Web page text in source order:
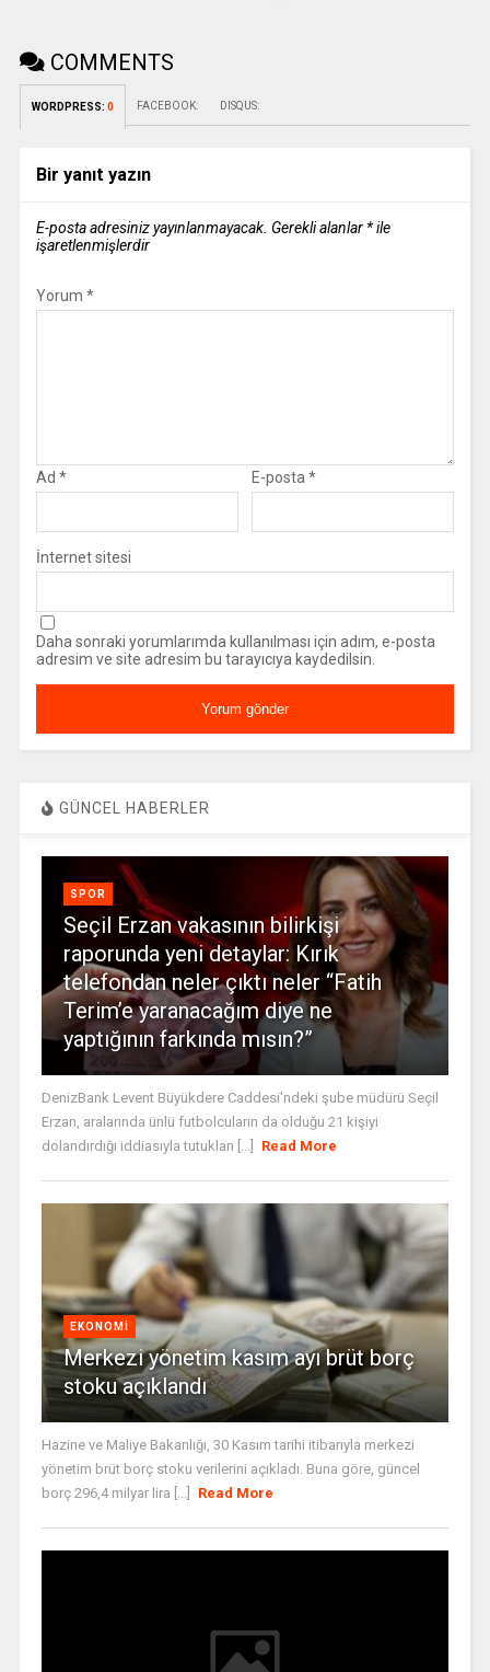
COMMENTS
WORDPRESS: 0 FACEBOOK: DISQUS:
Bir yanıt yazın
E-posta adresiniz yayınlanmayacak. Gerekli alanlar *ile
işaretlenmişlerdir
Yorum *
Ad * E-posta *
İnternet sitesi
Daha sonraki yorumlarımda kullanılması için adım, e-posta
adresim ve site adresim bu tarayıcıya kaydedilsin.
GÜNCEL HABERLER
SPOR
Seçil Erzan vakasının bilirkişi
raporunda yeni detaylar: Kırık
telefondan neler çıktı neler “Fatih
Terim’e yaranacağım diye ne
yaptığının farkında mısın?”
DenizBank Levent Büyükdere Caddesi'ndeki şube müdürü Seçil
Erzan, aralarında ünlü futbolcuların da olduğu 21 kişiyi
dolandırdığı iddiasıyla tutuklan [...]
Read More
EKONOMI
Merkezi yönetim kasım ayı brüt borç
stoku açıklandı
Hazine ve Maliye Bakanlığı, 30 Kasım tarihi itibarıyla merkezi
yönetim brüt borç stoku verilerini açıkladı. Buna göre, güncel
borç 296,4 milyar lira [...]
Read More